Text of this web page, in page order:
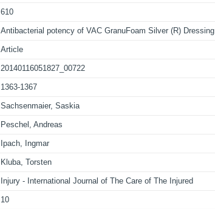
610
Antibacterial potency of VAC GranuFoam Silver (R) Dressing
Article
20140116051827_00722
1363-1367
Sachsenmaier, Saskia
Peschel, Andreas
Ipach, Ingmar
Kluba, Torsten
Injury - International Journal of The Care of The Injured
10